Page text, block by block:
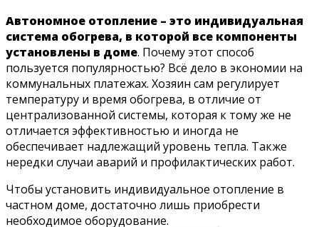
Автономное отопление – это индивидуальная
система обогрева, в которой все компоненты
установлены в доме. Почему этот способ
пользуется популярностью? Всё дело в экономии на
коммунальных платежах. Хозяин сам регулирует
температуру и время обогрева, в отличие от
централизованной системы, которая к тому же не
отличается эффективностью и иногда не
обеспечивает надлежащий уровень тепла. Также
нередки случаи аварий и профилактических работ.
Чтобы установить индивидуальное отопление в
частном доме, достаточно лишь приобрести
необходимое оборудование.